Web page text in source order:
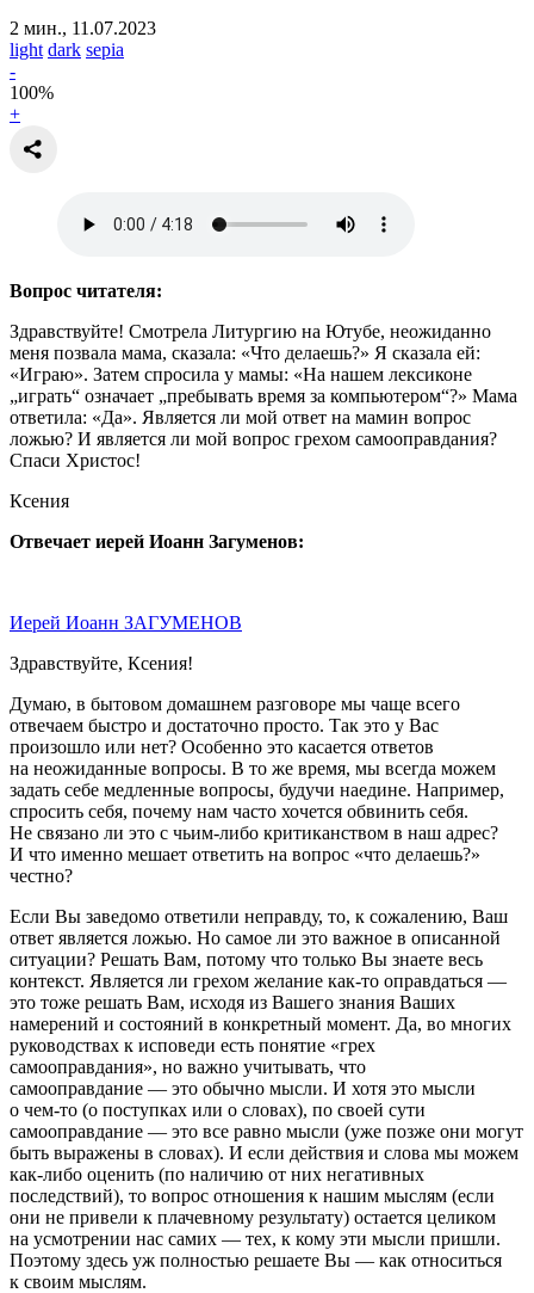
2 мин., 11.07.2023
light dark sepia
-
100%
+
Вопрос читателя:
Здравствуйте! Смотрела Литургию на Ютубе, неожиданно
меня позвала мама, сказала: «Что делаешь?» Я сказала ей:
«Играю». Затем спросила у мамы: «На нашем лексиконе
„играть“ означает „пребывать время за компьютером“?» Мама
ответила: «Да». Является ли мой ответ на мамин вопрос
ложью? И является ли мой вопрос грехом самооправдания?
Спаси Христос!
Ксения
Отвечает иерей Иоанн Загуменов:
Иерей Иоанн ЗАГУМЕНОВ
Здравствуйте, Ксения!
Думаю, в бытовом домашнем разговоре мы чаще всего
отвечаем быстро и достаточно просто. Так это у Вас
произошло или нет? Особенно это касается ответов
на неожиданные вопросы. В то же время, мы всегда можем
задать себе медленные вопросы, будучи наедине. Например,
спросить себя, почему нам часто хочется обвинить себя.
Не связано ли это с чьим-либо критиканством в наш адрес?
И что именно мешает ответить на вопрос «что делаешь?»
честно?
Если Вы заведомо ответили неправду, то, к сожалению, Ваш
ответ является ложью. Но самое ли это важное в описанной
ситуации? Решать Вам, потому что только Вы знаете весь
контекст. Является ли грехом желание как-то оправдаться —
это тоже решать Вам, исходя из Вашего знания Ваших
намерений и состояний в конкретный момент. Да, во многих
руководствах к исповеди есть понятие «грех
самооправдания», но важно учитывать, что
самооправдание — это обычно мысли. И хотя это мысли
о чем-то (о поступках или о словах), по своей сути
самооправдание — это все равно мысли (уже позже они могут
быть выражены в словах). И если действия и слова мы можем
как-либо оценить (по наличию от них негативных
последствий), то вопрос отношения к нашим мыслям (если
они не привели к плачевному результату) остается целиком
на усмотрении нас самих — тех, к кому эти мысли пришли.
Поэтому здесь уж полностью решаете Вы — как относиться
к своим мыслям.